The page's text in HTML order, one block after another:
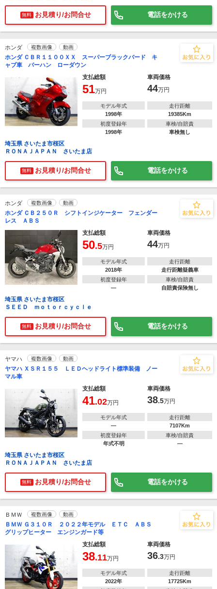
無料 お見積り/お問合せ 電話をかける
ホンダ 複数画像 動画
ホンダ ＣＢＲ１１００ＸＸ スーパーブラックバード キ
ャブ車 バーハン ローダウン
支払総額
車両価格
51万円 44万円
モデル年式
1998年
走行距離
19385Km
初度登録年
1998年
車検/自賠責
車検無し
埼玉県 さいたま市桜区
ＲＯＮＡＪＡＰＡＮ さいたま店
無料 お見積り/お問合せ 電話をかける
ホンダ 複数画像 動画
ホンダ ＣＢ２５０Ｒ シフトインジケーター フェンダー
レス ＡＢＳ
支払総額
車両価格
50.5万円 44万円
モデル年式
2018年
走行距離
走行距離疑義車
初度登録年
―
車検/自賠責
自賠責保険無し
埼玉県 さいたま市桜区
ＳＥＥＤ ｍｏｔｏｒｃｙｃｌｅ
無料 お見積り/お問合せ 電話をかける
ヤマハ 複数画像 動画
ヤマハ ＸＳＲ１５５ ＬＥＤヘッドライト標準装備 ノー
マル車
支払総額
車両価格
41.02万円 38.5万円
モデル年式
―
走行距離
7107Km
初度登録年
年式不明
車検/自賠責
―
埼玉県 さいたま市桜区
ＲＯＮＡＪＡＰＡＮ さいたま店
無料 お見積り/お問合せ 電話をかける
ＢＭＷ 複数画像 動画
ＢＭＷ Ｇ３１０Ｒ ２０２２年モデル ＥＴＣ ＡＢＳ
グリップヒーター エンジンガード等
支払総額
車両価格
38.11万円 36.3万円
モデル年式
2022年
走行距離
17725Km